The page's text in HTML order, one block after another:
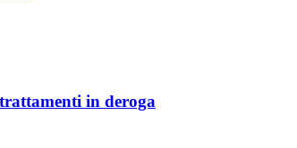
in deroga